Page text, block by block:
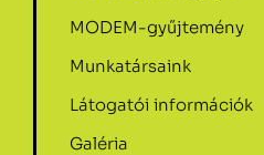
MODEM-gyűjtemény
Munkatársaink
Látogatói információk
Galéria